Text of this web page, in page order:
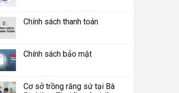
Chính sách thanh toán
Chính sách bảo mật
Cơ sở trồng răng sứ tại Bà